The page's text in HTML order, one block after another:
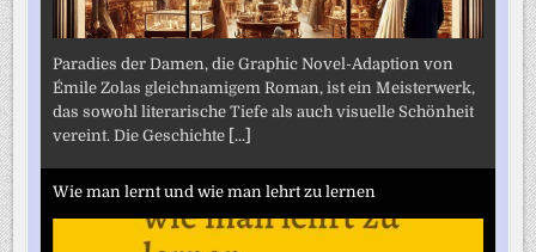
Paradies der Damen, die Graphic Novel-Adaption von
Émile Zolas gleichnamigem Roman, ist ein Meisterwerk,
das sowohl literarische Tiefe als auch visuelle Schönheit
vereint. Die Geschichte [...]
Wie man lernt und wie man lehrt zu lernen